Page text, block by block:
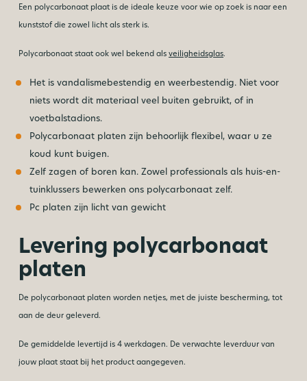
Een polycarbonaat plaat is de ideale keuze voor wie op zoek is naar een
kunststof die zowel licht als sterk is.
Polycarbonaat staat ook wel bekend alsveiligheidsglas.
Het is vandalismebestendig en weerbestendig. Niet voor
niets wordt dit materiaal veel buiten gebruikt, of in
voetbalstadions.
Polycarbonaat platen zijn behoorlijk flexibel, waar u ze
koud kunt buigen.
Zelf zagen of boren kan. Zowel professionals als huis-en-
tuinklussers bewerken ons polycarbonaat zelf.
Pc platen zijn licht van gewicht
Levering polycarbonaat
platen
De polycarbonaat platen worden netjes, met de juiste bescherming, tot
aan de deur geleverd.
De gemiddelde levertijd is 4 werkdagen. De verwachte leverduur van
jouw plaat staat bij het product aangegeven.